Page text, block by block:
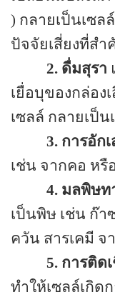
) กลายเป็นเซล
ปัจจัยเสี่ยงที่ส
2. ดื่มสุรา
เยื่อบุของกล่อง
เซลล์ กลายเป็น
3. การอัก
เช่น จากคอ หรื
4. มลพิษท
เป็นพิษ เช่น ก๊า
ควัน สารเคมี จ
5. การติด
ทำให้เซลล์เกิด